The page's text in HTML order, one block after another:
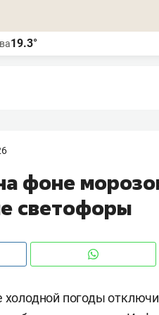
19.3°
фоне
светофоры
холодной погоды